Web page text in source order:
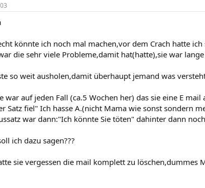
könnte ich noch mal machen,vor dem Crach hatte
die sehr viele Probleme,damit hat(hatte),sie war
so weit ausholen,damit überhaupt jemand was
war auf jeden Fall (ca.5 Wochen her) das sie eine E
Satz fiel" Ich hasse A.(nicht Mama wie sonst sondern
war dann:"Ich könnte Sie töten" dahinter dann
ich dazu sagen???
sie vergessen die mail komplett zu löschen,dummes